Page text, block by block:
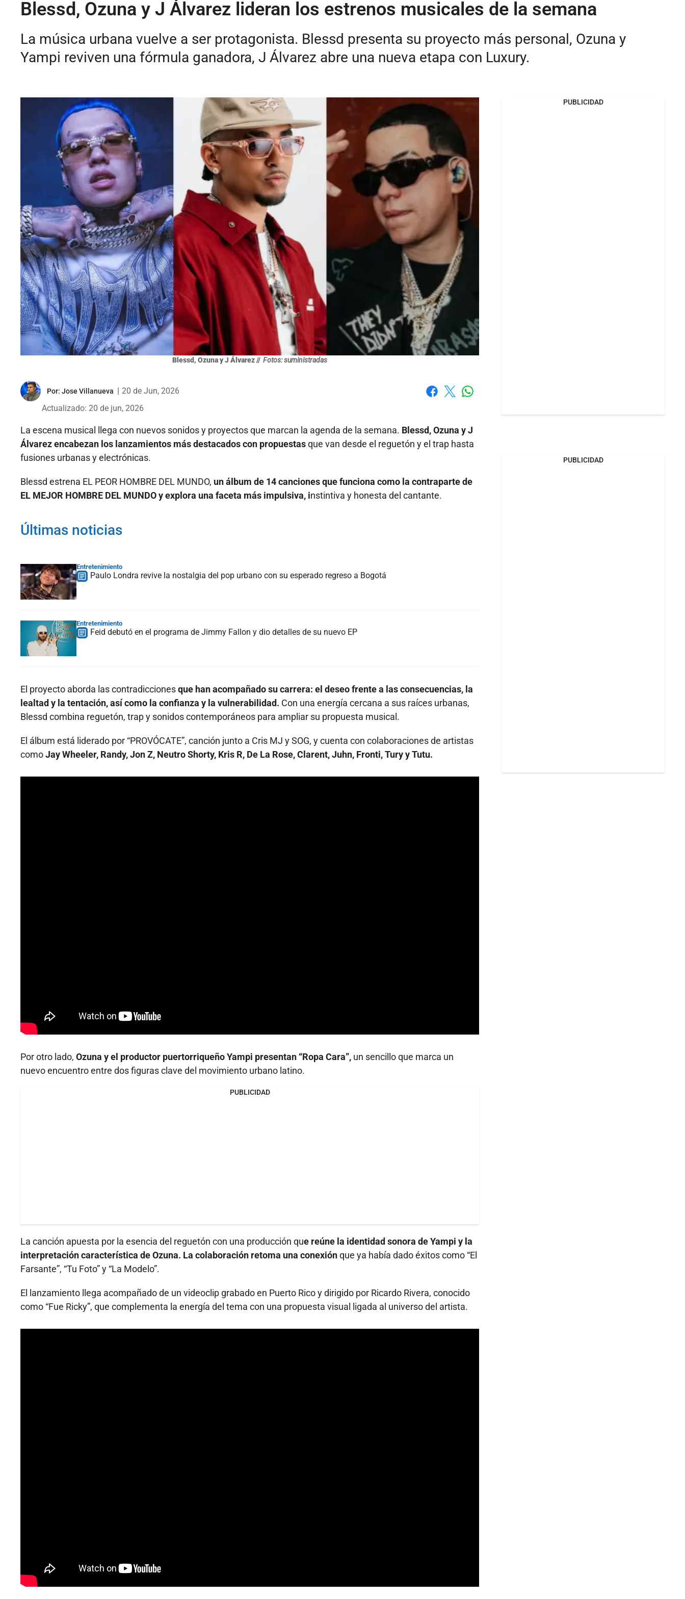
Blessd, Ozuna y J Álvarez lideran los estrenos musicales de la semana
La música urbana vuelve a ser protagonista. Blessd presenta su proyecto más personal, Ozuna y
Yampi reviven una fórmula ganadora, J Álvarez abre una nueva etapa con Luxury.
Blessd, Ozuna y J Álvarez // Fotos: suministradas
Por: Jose Villanueva
20 de Jun, 2026
Actualizado: 20 de jun, 2026
La escena musical llega con nuevos sonidos y proyectos que marcan la agenda de la semana. Blessd, Ozuna y J
Álvarez encabezan los lanzamientos más destacados con propuestasque van desde el reguetón y el trap hasta
fusiones urbanas y electrónicas.
Blessd estrena EL PEOR HOMBRE DEL MUNDO, un álbum de 14 canciones que funciona como la contraparte de
EL MEJOR HOMBRE DEL MUNDO y explora una faceta más impulsiva, instintiva y honesta del cantante.
Últimas noticias
Entretenimiento
Paulo Londra revive la nostalgia del pop urbano con su esperado regreso a Bogotá
Entretenimiento
Feid debutó en el programa de Jimmy Fallon y dio detalles de su nuevo EP
El proyecto aborda las contradiccionesque han acompañado su carrera: el deseo frente a las consecuencias, la
lealtad y la tentación, así como la confianza y la vulnerabilidad. Con una energía cercana a sus raíces urbanas,
Blessd combina reguetón, trap y sonidos contemporáneos para ampliar su propuesta musical.
El álbum está liderado por “PROVÓCATE”, canción junto a Cris MJ y SOG, y cuenta con colaboraciones de artistas
comoJay Wheeler, Randy, Jon Z, Neutro Shorty, Kris R, De La Rose, Clarent, Juhn, Fronti, Tury y Tutu.
Por otro lado, Ozuna y el productor puertorriqueño Yampi presentan “Ropa Cara”, un sencillo que marca un
nuevo encuentro entre dos figuras clave del movimiento urbano latino.
PUBLICIDAD
La canción apuesta por la esencia del reguetón con una producción que reúne la identidad sonora de Yampi y la
interpretación característica de Ozuna. La colaboración retoma una conexiónque ya había dado éxitos como “El
Farsante”, “Tu Foto” y “La Modelo”.
El lanzamiento llega acompañado de un videoclip grabado en Puerto Rico y dirigido por Ricardo Rivera, conocido
como “Fue Ricky”, que complementa la energía del tema con una propuesta visual ligada al universo del artista.
PUBLICIDAD
PUBLICIDAD